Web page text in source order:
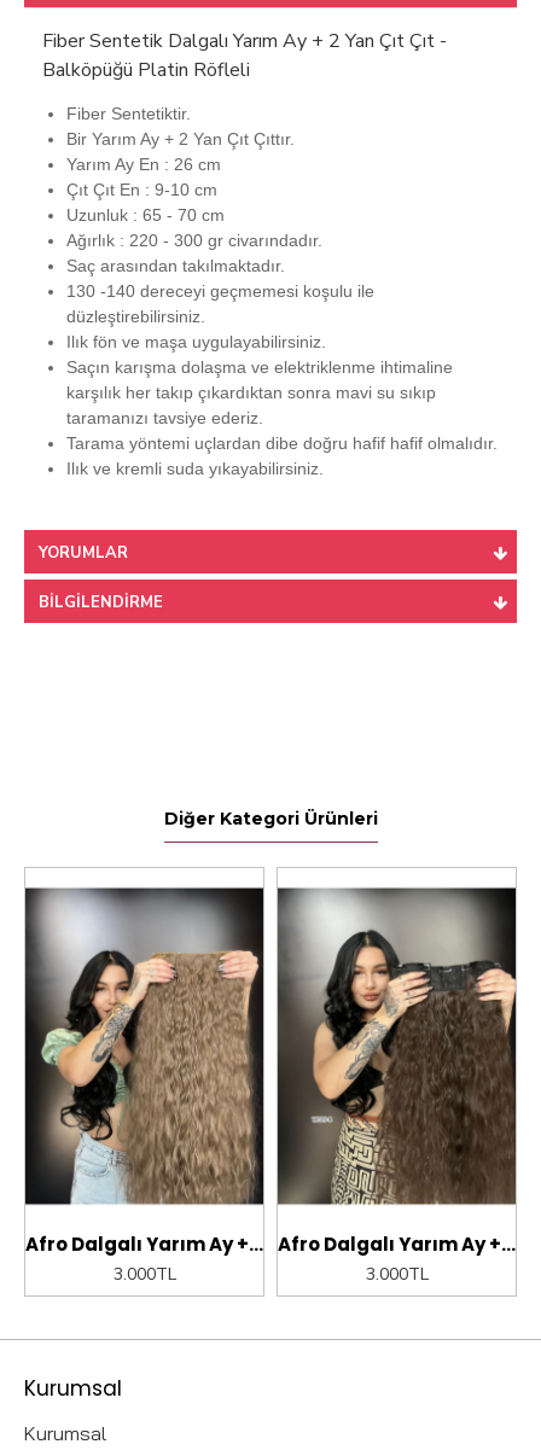
Fiber Sentetik Dalgalı Yarım Ay + 2 Yan Çıt Çıt -
Balköpüğü Platin Röfleli
Fiber Sentetiktir.
Bir Yarım Ay + 2 Yan Çıt Çıttır.
Yarım Ay En : 26 cm
Çıt Çıt En : 9-10 cm
Uzunluk : 65 - 70 cm
Ağırlık : 220 - 300 gr civarındadır.
Saç arasından takılmaktadır.
130 -140 dereceyi geçmemesi koşulu ile
düzleştirebilirsiniz.
Ilık fön ve maşa uygulayabilirsiniz.
Saçın karışma dolaşma ve elektriklenme ihtimaline
karşılık her takıp çıkardıktan sonra mavi su sıkıp
taramanızı tavsiye ederiz.
Tarama yöntemi uçlardan dibe doğru hafif hafif olmalıdır.
Ilık ve kremli suda yıkayabilirsiniz.
YORUMLAR
BILGILENDIRME
Diğer Kategori Ürünleri
Afro Dalgalı Yarım Ay + 2 Yan Çıt Çıt - Kumral Beyaz Platin Röfleli
3.000TL
Afro Dalgalı Yarım Ay + 2 Yan Çıt Çıt - Açık Kahve
3.000TL
Kurumsal
Kurumsal